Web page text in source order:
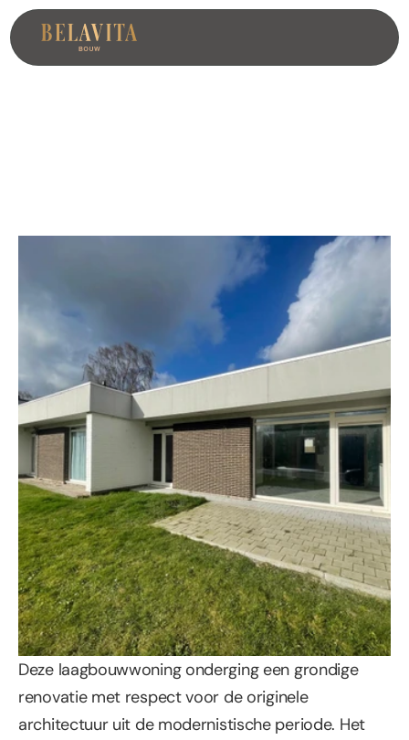
Deze laagbouwwoning onderging een grondige
renovatie met respect voor de originele
architectuur uit de modernistische periode. Het